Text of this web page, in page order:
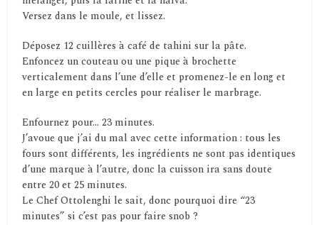
Versez dans le moule, et lissez.
Déposez 12 cuillères à café de tahini sur la pâte.
Enfoncez un couteau ou une pique à brochette
verticalement dans l’une d’elle et promenez-le en long et
en large en petits cercles pour réaliser le marbrage.
Enfournez pour… 23 minutes.
J’avoue que j’ai du mal avec cette information : tous les
fours sont différents, les ingrédients ne sont pas identiques
d’une marque à l’autre, donc la cuisson ira sans doute
entre 20 et 25 minutes.
Le Chef Ottolenghi le sait, donc pourquoi dire “23
minutes” si c’est pas pour faire snob ?